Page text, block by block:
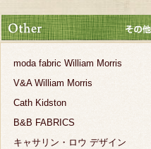
moda fabric William Morris
V&A William Morris
Cath Kidston
B&B FABRICS
キャサリン・ロウ デザイン